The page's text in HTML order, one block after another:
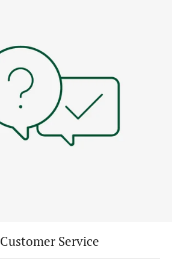
Customer Service